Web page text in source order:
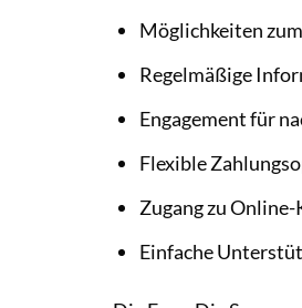
Möglichkeiten
Regelmäßige
Engagement für
Flexible
Zugang zu
Einfache